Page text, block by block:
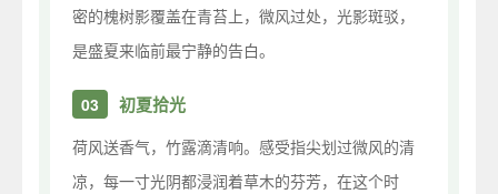
密的槐树影覆盖在青苔上，微风过处，光影斑驳，
是盛夏来临前最宁静的告白。
03 初夏拾光
荷风送香气，竹露滴清响。感受指尖划过微风的清
凉，每一寸光阴都浸润着草木的芬芳，在这个时